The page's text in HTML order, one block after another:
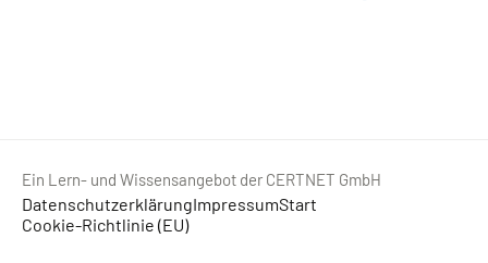
Ein Lern- und Wissensangebot der CERTNET GmbH
DatenschutzerklärungImpressumStart
Cookie-Richtlinie (EU)